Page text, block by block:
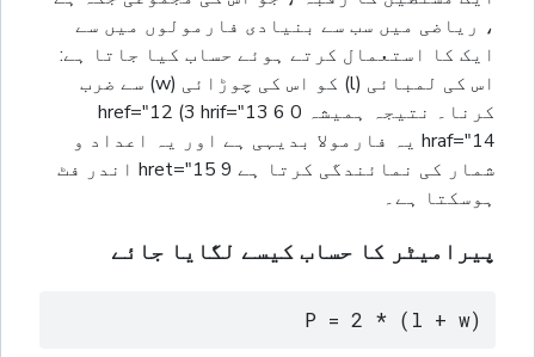
، ریاضی میں سب سے بنیادی فارمولوں میں سے
ایک کا استعمال کرتے ہوئے حساب کیا جاتا ہے:
اس کی لمبائی (l) کو اس کی چوڑائی (w) سے ضرب
کرنا۔ نتیجہ ہمیشہ 0 href="12 (3 hrif="13 6
hraf="14 یہ فارمولا بدیہی ہے اور یہ اعداد و
شمار کی نمائندگی کرتا ہے 9 hret="15 اندر فٹ
ہوسکتا ہے۔
پیرامیٹر کا حساب کیسے لگایا جائے
P = 2 * (l + w)